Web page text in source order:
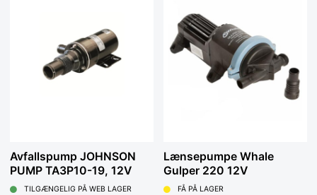
Avfallspump JOHNSON
PUMP TA3P10-19, 12V
TILGÆNGELIG PÅ WEB LAGER
Lænsepumpe Whale
Gulper 220 12V
FÅ PÅ LAGER